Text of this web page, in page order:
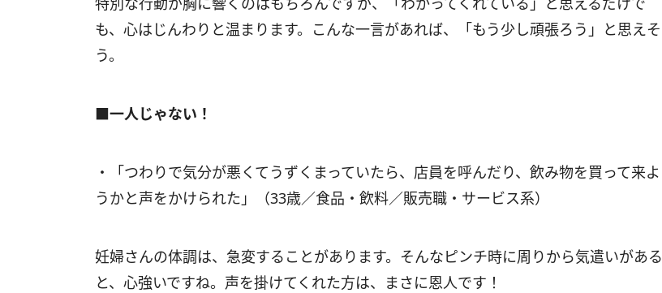
も、心はじんわりと温まります。こんな一言があれば、「もう少し頑張ろう」と思えそ
う。
■一人じゃない！
・「つわりで気分が悪くてうずくまっていたら、店員を呼んだり、飲み物を買って来よ
うかと声をかけられた」（33歳／食品・飲料／販売職・サービス系）
妊婦さんの体調は、急変することがあります。そんなピンチ時に周りから気遣いがある
と、心強いですね。声を掛けてくれた方は、まさに恩人です！